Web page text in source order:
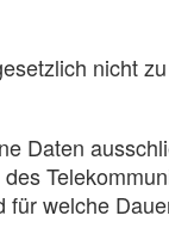
nicht
Daten
welche